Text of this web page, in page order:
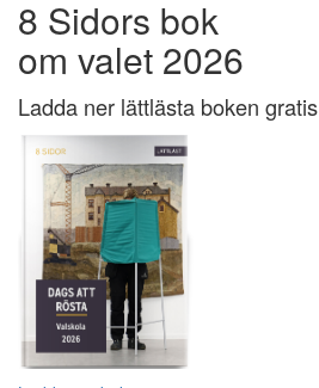
8 Sidors bok
om valet 2026
Ladda ner lättlästa boken gratis